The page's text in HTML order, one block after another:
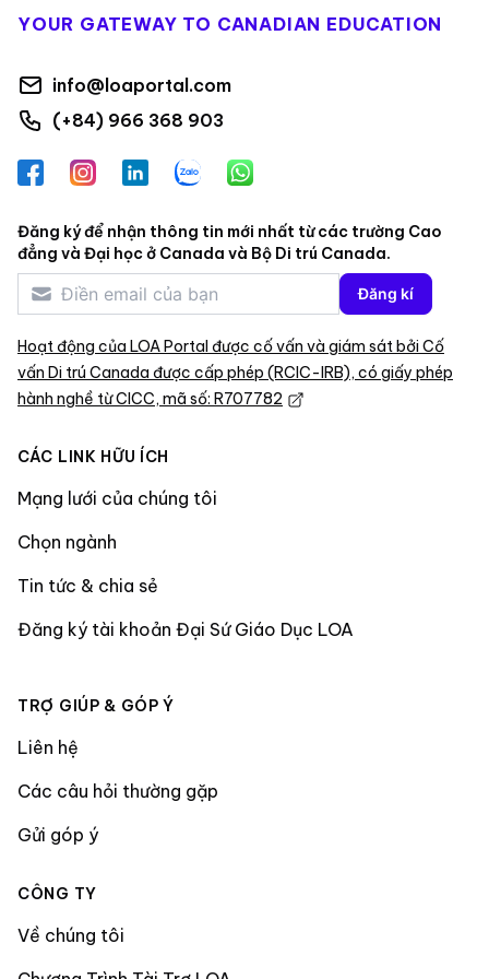
YOUR GATEWAY TO CANADIAN EDUCATION
info@loaportal.com
(+84) 966 368 903
FacebookInstagramLinkedInZalo WhatsApp
Đăng ký để nhận thông tin mới nhất từ các trường Cao
đẳng và Đại học ở Canada và Bộ Di trú Canada.
Đăng kí
Hoạt động của LOA Portal được cố vấn và giám sát bởi Cố
vấn Di trú Canada được cấp phép (RCIC-IRB), có giấy phép
hành nghề từ CICC, mã số: R707782
CÁC LINK HỮU ÍCH
Mạng lưới của chúng tôi
Chọn ngành
Tin tức & chia sẻ
Đăng ký tài khoản Đại Sứ Giáo Dục LOA
TRỢ GIÚP & GÓP Ý
Liên hệ
Các câu hỏi thường gặp
Gửi góp ý
CÔNG TY
Về chúng tôi